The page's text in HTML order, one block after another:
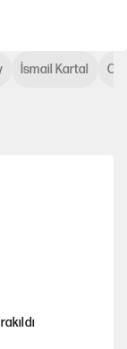
İsmail Kartal